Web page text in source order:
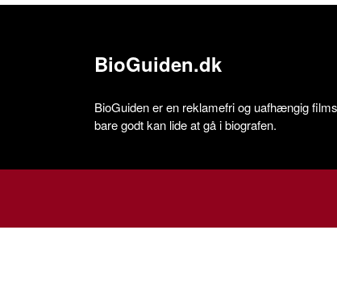
BioGuiden.dk
BioGuiden er en reklamefri og uafhængig
bare godt kan lide at gå i biografen.